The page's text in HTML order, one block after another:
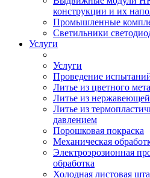
конструкции и их
Промышленные
Светильники
Услуги
Услуги
Проведение
Литье из цветного
Литье из
Литье из
давлением
Порошковая покраска
Механическая
Электроэрозионная
обработка
Холодная листовая